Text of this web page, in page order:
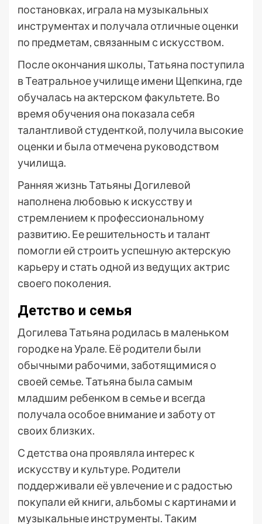
постановках, играла на музыкальных
инструментах и получала отличные оценки
по предметам, связанным с искусством.
После окончания школы, Татьяна поступила
в Театральное училище имени Щепкина, где
обучалась на актерском факультете. Во
время обучения она показала себя
талантливой студенткой, получила высокие
оценки и была отмечена руководством
училища.
Ранняя жизнь Татьяны Догилевой
наполнена любовью к искусству и
стремлением к профессиональному
развитию. Ее решительность и талант
помогли ей строить успешную актерскую
карьеру и стать одной из ведущих актрис
своего поколения.
Детство и семья
Догилева Татьяна родилась в маленьком
городке на Урале. Её родители были
обычными рабочими, заботящимися о
своей семье. Татьяна была самым
младшим ребенком в семье и всегда
получала особое внимание и заботу от
своих близких.
С детства она проявляла интерес к
искусству и культуре. Родители
поддерживали её увлечение и с радостью
покупали ей книги, альбомы с картинами и
музыкальные инструменты. Таким